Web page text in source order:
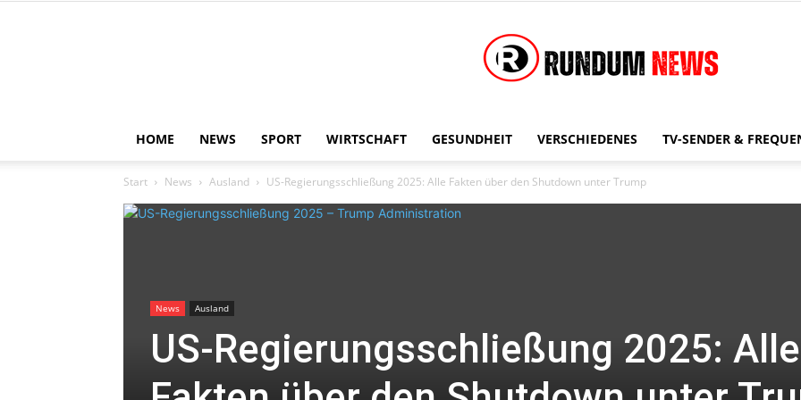
HOME NEWS SPORT WIRTSCHAFT GESUNDHEIT VERSCHIEDENES TV-SENDER &
Start News Ausland US-Regierungsschließung 2025: Alle Fakten über den Shutdown unter Trump
News Ausland
US-Regierungsschließung 2025: Alle